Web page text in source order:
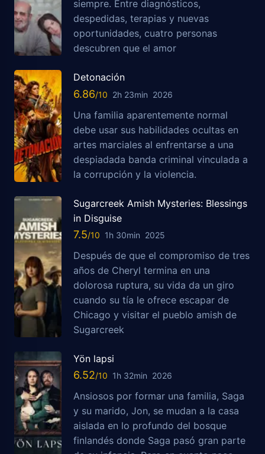
siempre. Entre diagnósticos,
despedidas, terapias y nuevas
oportunidades, cuatro personas
descubren que el amor
Detonación
6.86 2h 23min 2026
Una familia aparentemente normal
debe usar sus habilidades ocultas en
artes marciales al enfrentarse a una
despiadada banda criminal vinculada a
la corrupción y la violencia.
Sugarcreek Amish Mysteries: Blessings
in Disguise
7.5 1h 30min 2025
Después de que el compromiso de tres
años de Cheryl termina en una
dolorosa ruptura, su vida da un giro
cuando su tía le ofrece escapar de
Chicago y visitar el pueblo amish de
Sugarcreek
Yön lapsi
6.52 1h 32min 2026
Ansiosos por formar una familia, Saga
y su marido, Jon, se mudan a la casa
aislada en lo profundo del bosque
finlandés donde Saga pasó gran parte